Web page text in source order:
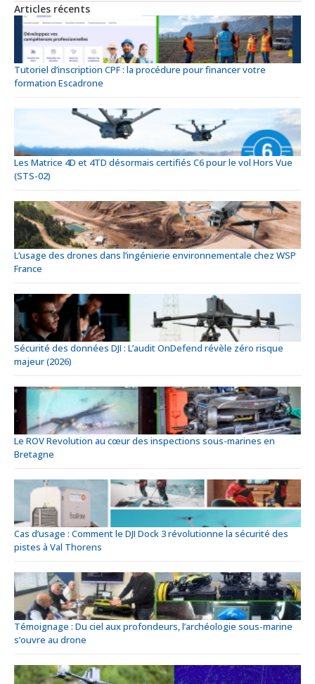
Articles récents
Tutoriel d’inscription CPF : la procédure pour financer votre
formation Escadrone
Les Matrice 4D et 4TD désormais certifiés C6 pour le vol Hors Vue
(STS-02)
L’usage des drones dans l’ingénierie environnementale chez WSP
France
Sécurité des données DJI : L’audit OnDefend révèle zéro risque
majeur (2026)
Le ROV Revolution au cœur des inspections sous-marines en
Bretagne
Cas d’usage : Comment le DJI Dock 3 révolutionne la sécurité des
pistes à Val Thorens
Témoignage : Du ciel aux profondeurs, l’archéologie sous-marine
s’ouvre au drone